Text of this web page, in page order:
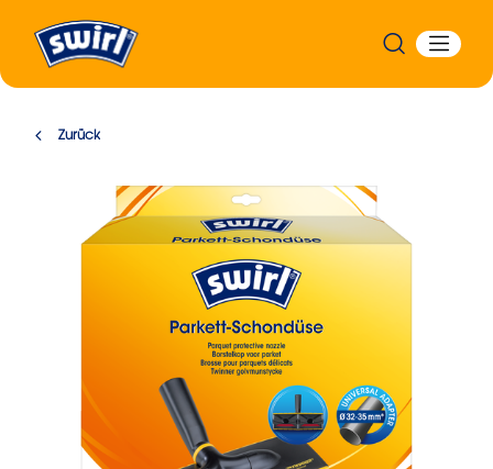
Zurück